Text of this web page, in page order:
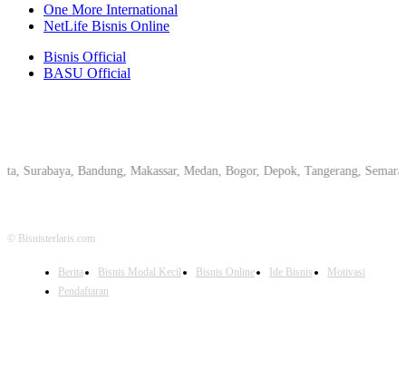
One More International
NetLife Bisnis Online
Bisnis Official
BASU Official
Bandung, Makassar, Medan, Bogor, Depok, Tangerang, Semarang,
© Bisnisterlaris.com
Berita Bisnis Modal Kecil Bisnis Online Ide Bisnis
Motivasi
Pendaftaran